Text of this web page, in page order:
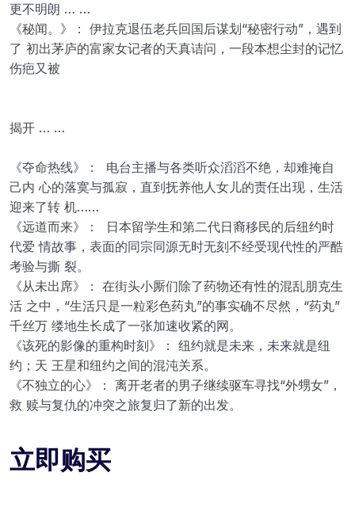
更不明朗 … …
《秘闻。》： 伊拉克退伍老兵回国后谋划“秘密行动”，遇到
了 初出茅庐的富家女记者的天真诘问，一段本想尘封的记忆
伤疤又被
揭开 … …
《夺命热线》： 电台主播与各类听众滔滔不绝，却难掩自
己内 心的落寞与孤寂，直到抚养他人女儿的责任出现，生活
迎来了转 机……
《远道而来》： 日本留学生和第二代日裔移民的后纽约时
代爱 情故事，表面的同宗同源无时无刻不经受现代性的严酷
考验与撕 裂。
《从未出席》： 在街头小厮们除了药物还有性的混乱朋克生
活 之中，“生活只是一粒彩色药丸”的事实确不尽然，“药丸”
千丝万 缕地生长成了一张加速收紧的网。
《该死的影像的重构时刻》： 纽约就是未来，未来就是纽
约；天 王星和纽约之间的混沌关系。
《不独立的心》： 离开老者的男子继续驱车寻找“外甥女”，
救 赎与复仇的冲突之旅复归了新的出发。
立即购买